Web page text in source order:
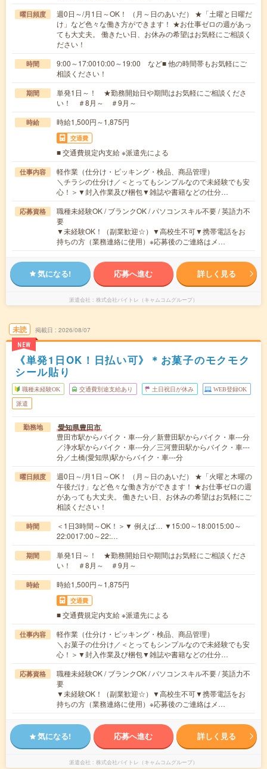
曜日頻度
週0日～/月1日～OK！ （月～日のあいだ） ★「土曜と日曜だ
け」など色々な働き方ができます！ ★お仕事ゼロの週があっ
ても大丈夫。 働きたい日、お休みの希望はお気軽にご相談く
ださい！
時間
9:00～17:0010:00～19:00 など■ 他の時間帯もお気軽にご
相談ください！
期間
単発1日～！ ★勤務開始日や期間はお気軽にご相談くださ
い！ ＃8月～ ＃9月～
時給 時給1,500円～1,875円
交通費
■ 交通費規定内支給 ※派遣先による
仕事内容
軽作業（仕分け・ピッキング・検品、商品管理）
＼チラシの仕分け／＜とってもシンプルなので未経験でも安
心！＞▼封入作業及び梱包▼雑誌や書籍などの仕分…
応募資格
職種未経験OK / ブランクOK / パソコンスキル不要 / 英語力不
要
▼未経験OK！（副業歓迎☆）▼高校生不可▼携帯電話をお
持ちの方（業務連絡に使用）※応募後のご連絡はメ…
気になる! 応募へ進む 詳しく見る
派遣会社 株式会社バイトレ（キャムコムグループ）
未読
NEW
掲載日 2026/08/07
《単発1日OK！日払い可》＊お菓子のモクモク
シール貼り
職種未経験OK 交通費別途支給あり 土日祝日が休み WEB登録OK
派遣
勤務地 愛知県豊田市
豊田市駅からバイク・車---分／新豊田駅からバイク・車---分
／浄水駅からバイク・車---分／三河豊田駅からバイク・車---
分／土橋(愛知県)駅からバイク・車---分
曜日頻度
週0日～/月1日～OK！ （月～日のあいだ） ★「火曜と木曜の
午後だけ」など色々な働き方ができます！ ★お仕事ゼロの週
があっても大丈夫。 働きたい日、お休みの希望はお気軽にご
相談ください！
時間
＜1日3時間～OK！＞▼ 例えば… ▼15:00～18:0015:00～
22:0017:00～22:…
期間
単発1日～！ ★勤務開始日や期間はお気軽にご相談くださ
い！ ＃8月～ ＃9月～
時給 時給1,500円～1,875円
交通費
■ 交通費規定内支給 ※派遣先による
仕事内容
軽作業（仕分け・ピッキング・検品、商品管理）
＼お菓子の仕分け／＜とってもシンプルなので未経験でも安
心！＞▼封入作業及び梱包▼雑誌や書籍などの仕分…
応募資格
職種未経験OK / ブランクOK / パソコンスキル不要 / 英語力不
要
▼未経験OK！（副業歓迎☆）▼高校生不可▼携帯電話をお
持ちの方（業務連絡に使用）※応募後のご連絡はメ…
気になる! 応募へ進む 詳しく見る
派遣会社 株式会社バイトレ（キャムコムグループ）